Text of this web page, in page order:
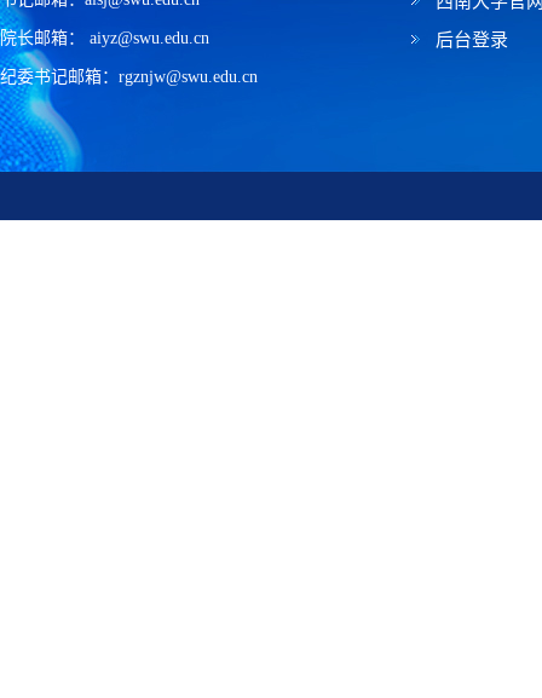
院长邮箱： aiyz@swu.edu.cn
纪委书记邮箱：rgznjw@swu.edu.cn
后台登录